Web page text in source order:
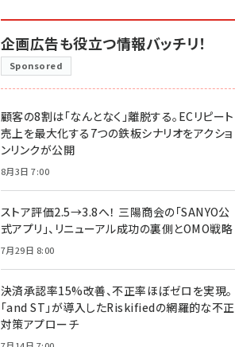
企画広告も役立つ情報バッチリ！
Sponsored
顧客の8割は「なんとなく」離脱する。ECリピート
売上を最大化する7つの鉄板シナリオをアクショ
ンリンクが公開
8月3日 7:00
ストア評価2.5→3.8へ！ 三陽商会の「SANYO公
式アプリ」、リニューアル成功の裏側とOMO戦略
7月29日 8:00
決済承認率15%改善、不正率ほぼゼロを実現。
「and ST」が導入したRiskifiedの網羅的な不正
対策アプローチ